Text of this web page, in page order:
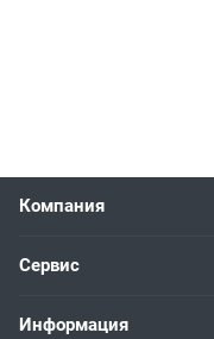
Компания
Сервис
Информация